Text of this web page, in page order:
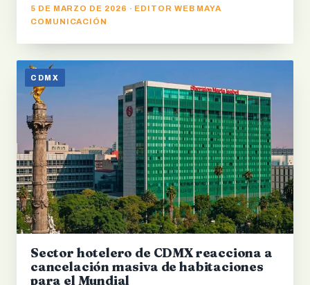
5 DE MARZO DE 2026 · EDITOR WEB MAYA
COMUNICACIÓN
CDMX
Sector hotelero de CDMX reacciona a
cancelación masiva de habitaciones
para el Mundial